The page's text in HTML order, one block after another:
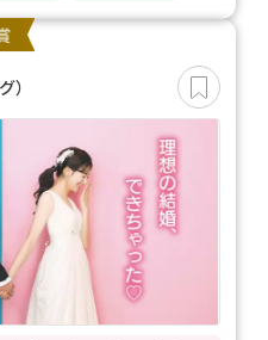
）